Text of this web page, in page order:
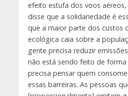
efeito estufa dos voos
disse que a solidariedade é
que a maior parte dos custos
ecológica caia sobre a
gente precisa reduzir
não está sendo feito de forma
precisa pensar quem
essas barreiras. As pessoas